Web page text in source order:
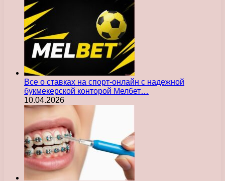
Все о ставках на спорт-онлайн с надежной
букмекерской конторой Мелбет…
10.04.2026